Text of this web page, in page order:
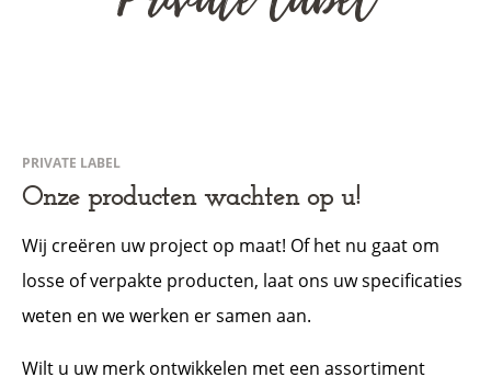
PRIVATE LABEL
Onze producten wachten op u!
Wij creëren uw project op maat! Of het nu gaat om
losse of verpakte producten, laat ons uw specificaties
weten en we werken er samen aan.
Wilt u uw merk ontwikkelen met een assortiment